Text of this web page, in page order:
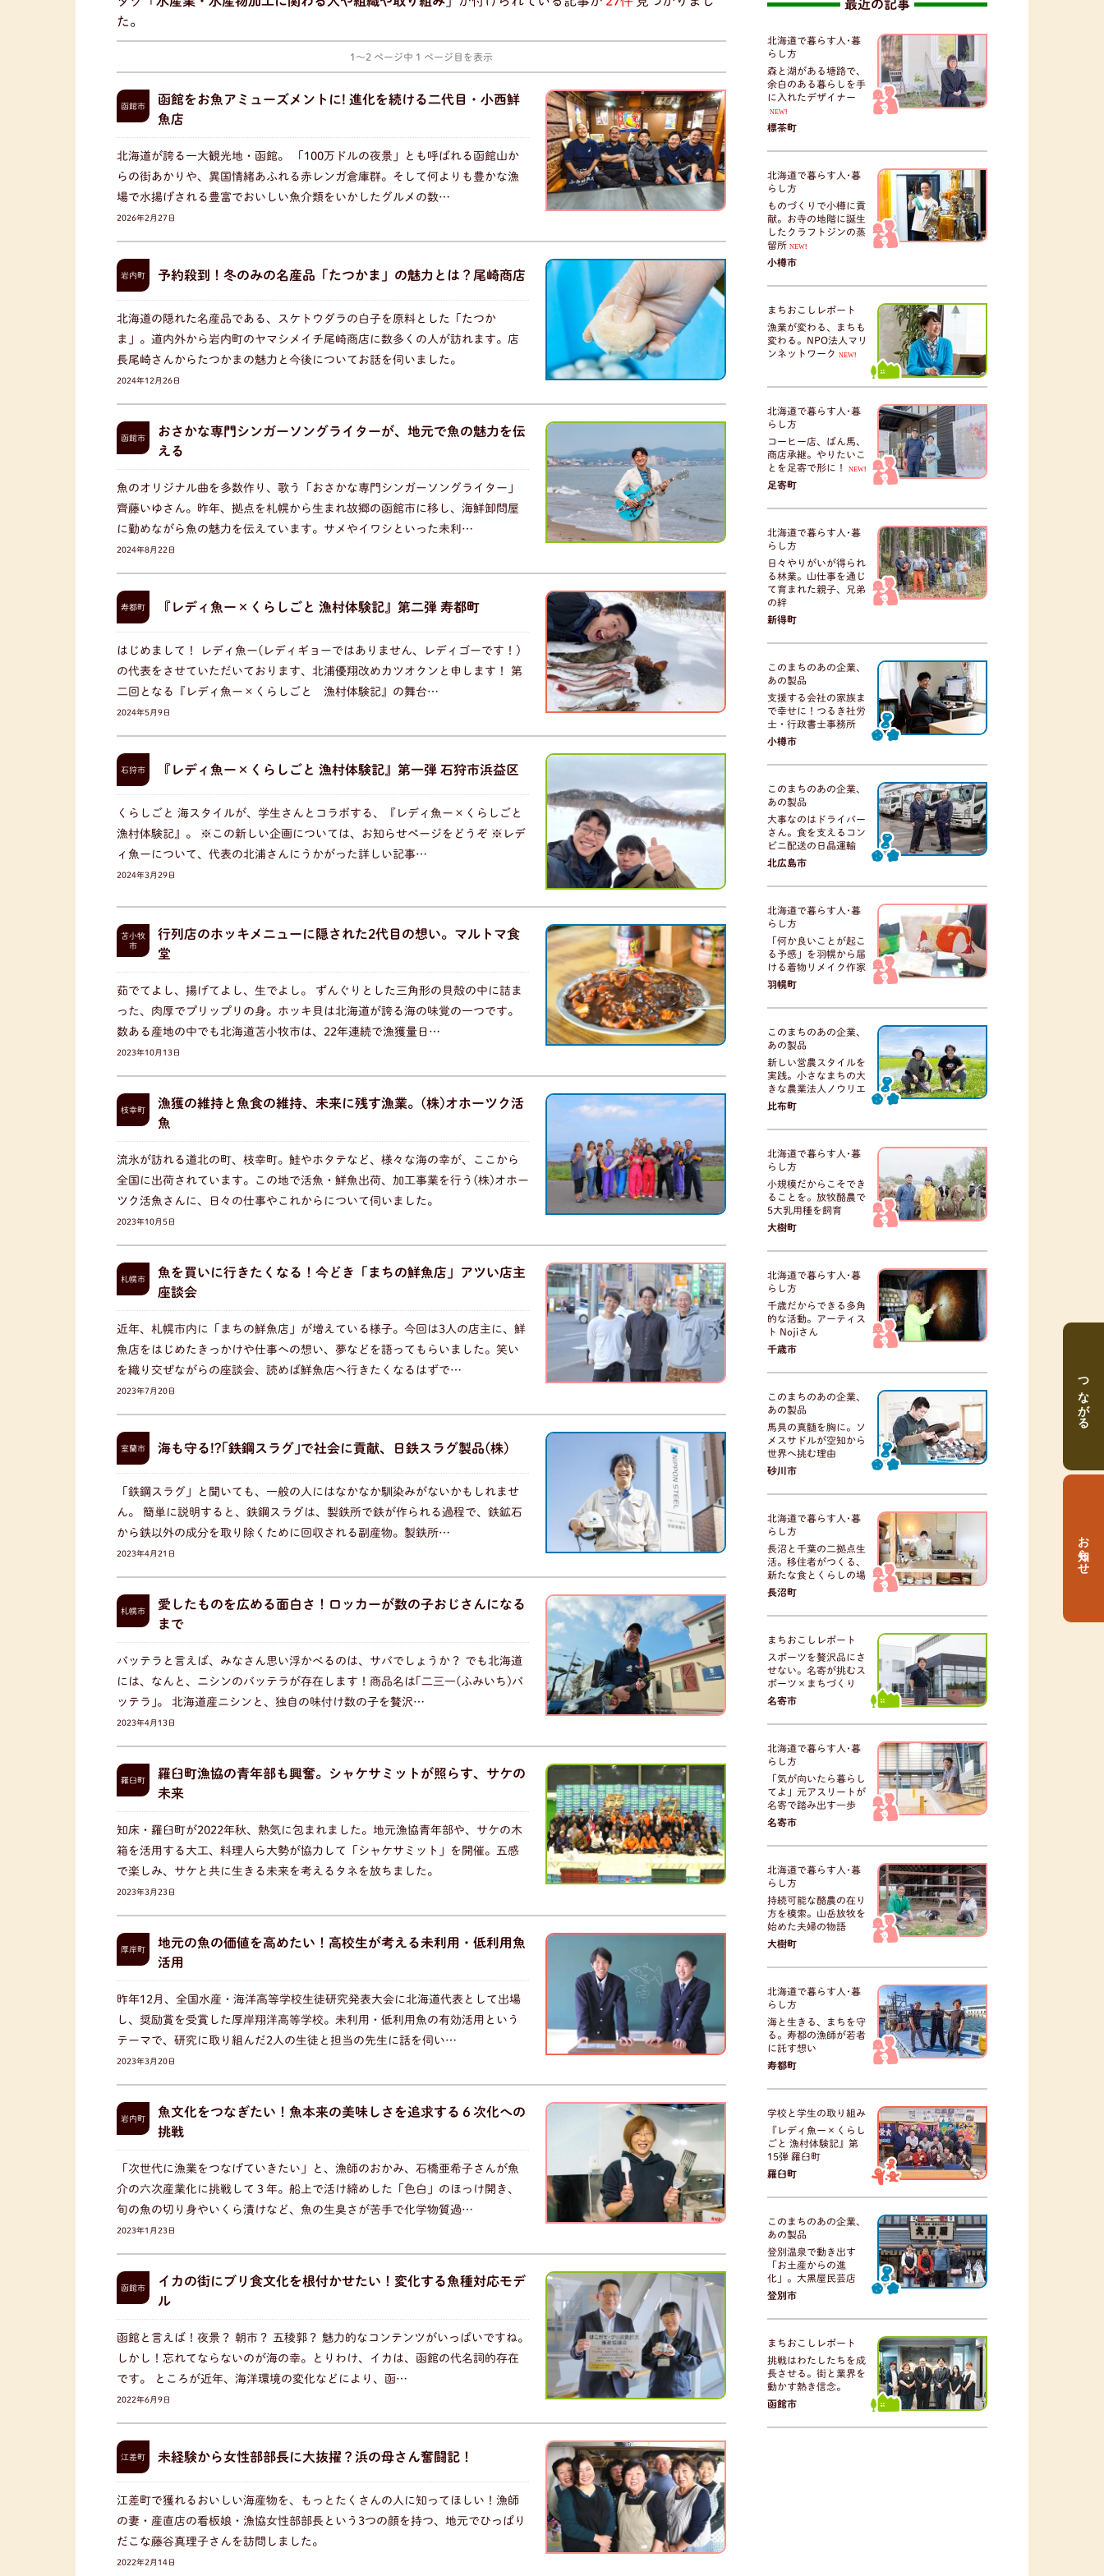
た。
1〜2 ページ中 1 ページ目を表示
函館市
函館をお魚アミューズメントに! 進化を続ける二代目・小西鮮
魚店
北海道が誇る一大観光地・函館。 「100万ドルの夜景」とも呼ばれる函館山か
らの街あかりや、異国情緒あふれる赤レンガ倉庫群。そして何よりも豊かな漁
場で水揚げされる豊富でおいしい魚介類をいかしたグルメの数…
2026年2月27日
岩内町 予約殺到！冬のみの名産品「たつかま」の魅力とは？尾崎商店
北海道の隠れた名産品である、スケトウダラの白子を原料とした「たつか
ま」。道内外から岩内町のヤマシメイチ尾崎商店に数多くの人が訪れます。店
長尾崎さんからたつかまの魅力と今後についてお話を伺いました。
2024年12月26日
函館市
おさかな専門シンガーソングライターが、地元で魚の魅力を伝
える
魚のオリジナル曲を多数作り、歌う「おさかな専門シンガーソングライター」
齊藤いゆさん。昨年、拠点を札幌から生まれ故郷の函館市に移し、海鮮卸問屋
に勤めながら魚の魅力を伝えています。サメやイワシといった未利…
2024年8月22日
寿都町 『レディ魚ー×くらしごと 漁村体験記』第二弾 寿都町
はじめまして！ レディ魚ー(レディギョーではありません、レディゴーです！)
の代表をさせていただいております、北浦優翔改めカツオクンと申します！ 第
二回となる『レディ魚ー×くらしごと 漁村体験記』の舞台…
2024年5月9日
石狩市 『レディ魚ー×くらしごと 漁村体験記』第一弾 石狩市浜益区
くらしごと 海スタイルが、学生さんとコラボする、『レディ魚ー×くらしごと
漁村体験記』。 ※この新しい企画については、お知らせページをどうぞ ※レデ
ィ魚ーについて、代表の北浦さんにうかがった詳しい記事…
2024年3月29日
苫小牧
市
行列店のホッキメニューに隠された2代目の想い。マルトマ食
堂
茹でてよし、揚げてよし、生でよし。 ずんぐりとした三角形の貝殻の中に詰ま
った、肉厚でプリップリの身。ホッキ貝は北海道が誇る海の味覚の一つです。
数ある産地の中でも北海道苫小牧市は、22年連続で漁獲量日…
2023年10月13日
枝幸町
漁獲の維持と魚食の維持、未来に残す漁業。(株)オホーツク活
魚
流氷が訪れる道北の町、枝幸町。鮭やホタテなど、様々な海の幸が、ここから
全国に出荷されています。この地で活魚・鮮魚出荷、加工事業を行う(株)オホー
ツク活魚さんに、日々の仕事やこれからについて伺いました。
2023年10月5日
札幌市
魚を買いに行きたくなる！今どき「まちの鮮魚店」アツい店主
座談会
近年、札幌市内に「まちの鮮魚店」が増えている様子。今回は3人の店主に、鮮
魚店をはじめたきっかけや仕事への想い、夢などを語ってもらいました。笑い
を織り交ぜながらの座談会、読めば鮮魚店へ行きたくなるはずで…
2023年7月20日
室蘭市 海も守る!?｢鉄鋼スラグ｣で社会に貢献、日鉄スラグ製品(株)
「鉄鋼スラグ」と聞いても、一般の人にはなかなか馴染みがないかもしれませ
ん。 簡単に説明すると、鉄鋼スラグは、製鉄所で鉄が作られる過程で、鉄鉱石
から鉄以外の成分を取り除くために回収される副産物。製鉄所…
2023年4月21日
札幌市
愛したものを広める面白さ！ロッカーが数の子おじさんになる
まで
バッテラと言えば、みなさん思い浮かべるのは、サバでしょうか？ でも北海道
には、なんと、ニシンのバッテラが存在します！商品名は｢二三一(ふみいち)バ
ッテラ｣。 北海道産ニシンと、独自の味付け数の子を贅沢…
2023年4月13日
羅臼町
羅臼町漁協の青年部も興奮。シャケサミットが照らす、サケの
未来
知床・羅臼町が2022年秋、熱気に包まれました。地元漁協青年部や、サケの木
箱を活用する大工、料理人ら大勢が協力して「シャケサミット」を開催。五感
で楽しみ、サケと共に生きる未来を考えるタネを放ちました。
2023年3月23日
厚岸町
地元の魚の価値を高めたい！高校生が考える未利用・低利用魚
活用
昨年12月、全国水産・海洋高等学校生徒研究発表大会に北海道代表として出場
し、奨励賞を受賞した厚岸翔洋高等学校。未利用・低利用魚の有効活用という
テーマで、研究に取り組んだ2人の生徒と担当の先生に話を伺い…
2023年3月20日
岩内町
魚文化をつなぎたい！魚本来の美味しさを追求する６次化への
挑戦
「次世代に漁業をつなげていきたい」と、漁師のおかみ、石橋亜希子さんが魚
介の六次産業化に挑戦して３年。船上で活け締めした「色白」のほっけ開き、
旬の魚の切り身やいくら漬けなど、魚の生臭さが苦手で化学物質過…
2023年1月23日
函館市
イカの街にブリ食文化を根付かせたい！変化する魚種対応モデ
ル
函館と言えば！夜景？ 朝市？ 五稜郭？ 魅力的なコンテンツがいっぱいですね。
しかし！忘れてならないのが海の幸。とりわけ、イカは、函館の代名詞的存在
です。 ところが近年、海洋環境の変化などにより、函…
2022年6月9日
江差町 未経験から女性部部長に大抜擢？浜の母さん奮闘記！
江差町で獲れるおいしい海産物を、もっとたくさんの人に知ってほしい！漁師
の妻・産直店の看板娘・漁協女性部部長という3つの顔を持つ、地元でひっぱり
だこな藤谷真理子さんを訪問しました。
2022年2月14日
最近の記事
北海道で暮らす人･暮
らし方
森と湖がある塘路で、
余白のある暮らしを手
に入れたデザイナー
NEW!
標茶町
北海道で暮らす人･暮
らし方
ものづくりで小樽に貢
献。お寺の地階に誕生
したクラフトジンの蒸
留所 NEW!
小樽市
まちおこしレポート
漁業が変わる、まちも
変わる。NPO法人マリ
ンネットワーク
NEW!
北海道で暮らす人･暮
らし方
コーヒー店、ばん馬、
商店承継。やりたいこ
とを足寄で形に！
NEW!
足寄町
北海道で暮らす人･暮
らし方
日々やりがいが得られ
る林業。山仕事を通じ
て育まれた親子、兄弟
の絆
新得町
このまちのあの企業、
あの製品
支援する会社の家族ま
で幸せに！つるき社労
士・行政書士事務所
小樽市
このまちのあの企業、
あの製品
大事なのはドライバー
さん。食を支えるコン
ビニ配送の日晶運輸
北広島市
北海道で暮らす人･暮
らし方
「何か良いことが起こ
る予感」を羽幌から届
ける着物リメイク作家
羽幌町
このまちのあの企業、
あの製品
新しい営農スタイルを
実践。小さなまちの大
きな農業法人ノウリエ
比布町
北海道で暮らす人･暮
らし方
小規模だからこそでき
ることを。放牧酪農で
5大乳用種を飼育
大樹町
北海道で暮らす人･暮
らし方
千歳だからできる多角
的な活動。アーティス
ト Nojiさん
千歳市
このまちのあの企業、
あの製品
馬具の真髄を胸に。ソ
メスサドルが空知から
世界へ挑む理由
砂川市
北海道で暮らす人･暮
らし方
長沼と千葉の二拠点生
活。移住者がつくる、
新たな食とくらしの場
長沼町
まちおこしレポート
スポーツを贅沢品にさ
せない。名寄が挑むス
ポーツ×まちづくり
名寄市
北海道で暮らす人･暮
らし方
「気が向いたら暮らし
てよ」元アスリートが
名寄で踏み出す一歩
名寄市
北海道で暮らす人･暮
らし方
持続可能な酪農の在り
方を模索。山岳放牧を
始めた夫婦の物語
大樹町
北海道で暮らす人･暮
らし方
海と生きる、まちを守
る。寿都の漁師が若者
に託す想い
寿都町
学校と学生の取り組み
『レディ魚ー×くらし
ごと 漁村体験記』第
15弾 羅臼町
羅臼町
このまちのあの企業、
あの製品
登別温泉で動き出す
「お土産からの進
化」。大黒屋民芸店
登別市
まちおこしレポート
挑戦はわたしたちを成
長させる。街と業界を
動かす熱き信念。
函館市
つながる
お知らせ